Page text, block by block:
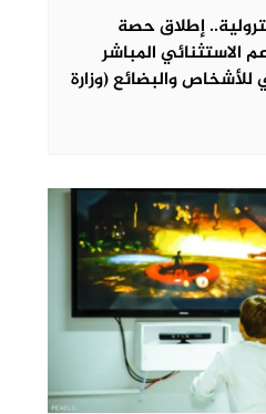
إطلاق حصة
الاستثنائي المباشر
والبضائع (وزارة